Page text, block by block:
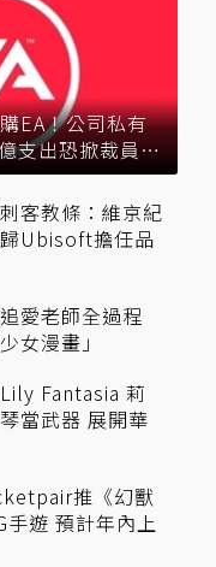
EA！公司私有
支出恐掀裁員風
客教條：維京紀
Ubisoft擔任品
愛老師全過程
女漫畫」
Fantasia 莉
當武器 展開華
推《幻獸
手遊 預計年內上